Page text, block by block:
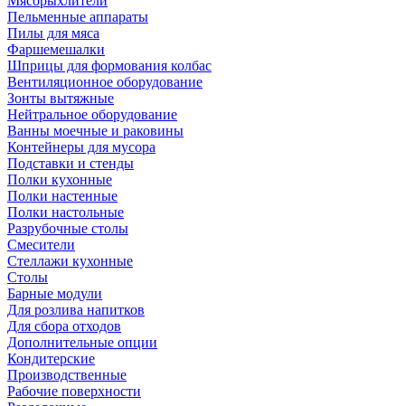
Пельменные аппараты
Пилы для мяса
Фаршемешалки
Шприцы для формования колбас
Вентиляционное оборудование
Зонты вытяжные
Нейтральное оборудование
Ванны моечные и раковины
Контейнеры для мусора
Подставки и стенды
Полки кухонные
Полки настенные
Полки настольные
Разрубочные столы
Смесители
Стеллажи кухонные
Столы
Барные модули
Для розлива напитков
Для сбора отходов
Дополнительные опции
Кондитерские
Производственные
Рабочие поверхности